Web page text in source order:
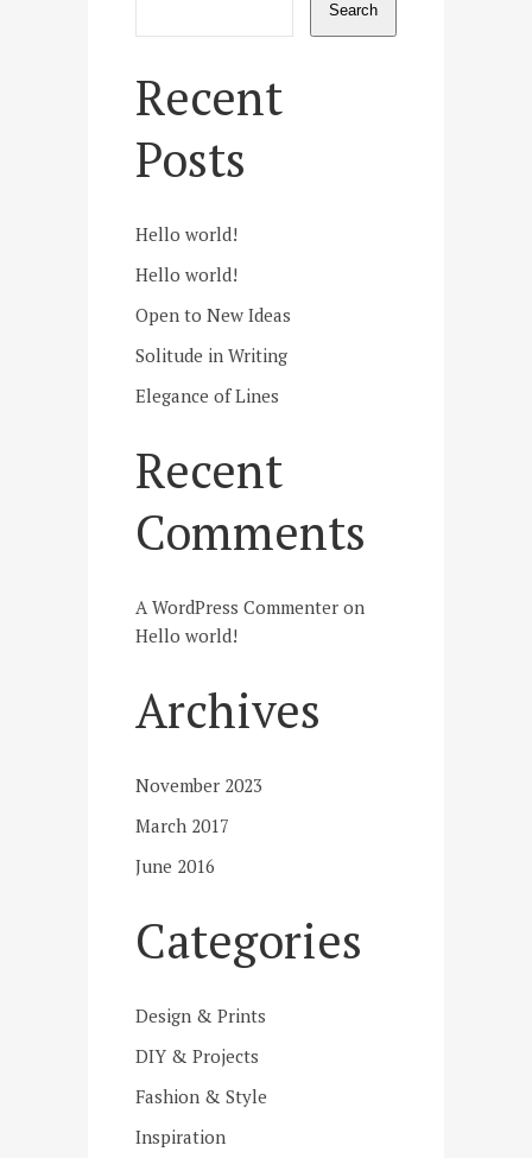
Search
Recent
Posts
Hello world!
Hello world!
Open to New Ideas
Solitude in Writing
Elegance of Lines
Recent
Comments
A WordPress Commenter on
Hello world!
Archives
November 2023
March 2017
June 2016
Categories
Design & Prints
DIY & Projects
Fashion & Style
Inspiration